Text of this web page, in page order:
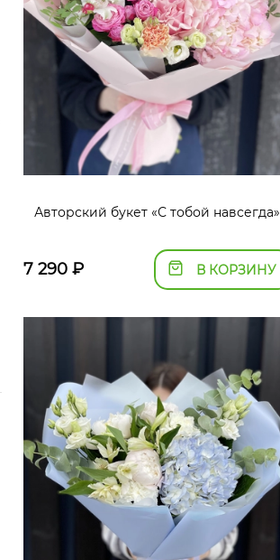
Авторский букет «С тобой навсегда»
7 290 ₽ В КОРЗИНУ